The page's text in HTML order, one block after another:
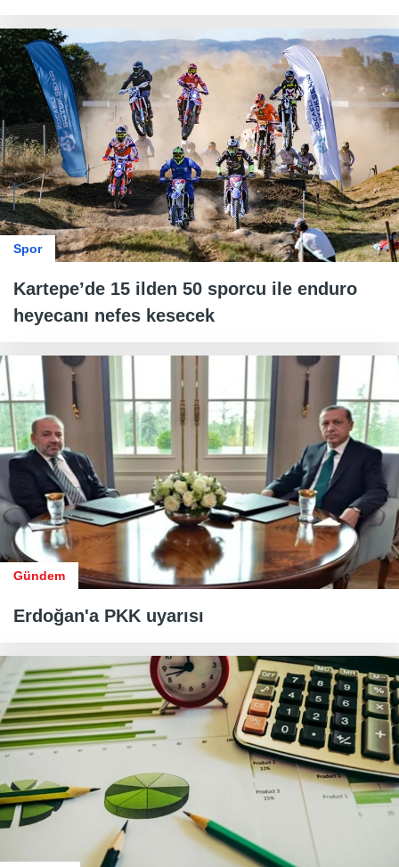
Spor
Kartepe’de 15 ilden 50 sporcu ile enduro
heyecanı nefes kesecek
Gündem
Erdoğan'a PKK uyarısı